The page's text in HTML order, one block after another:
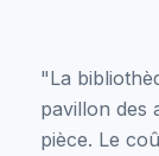
"La
pavillon des
pièce. Le